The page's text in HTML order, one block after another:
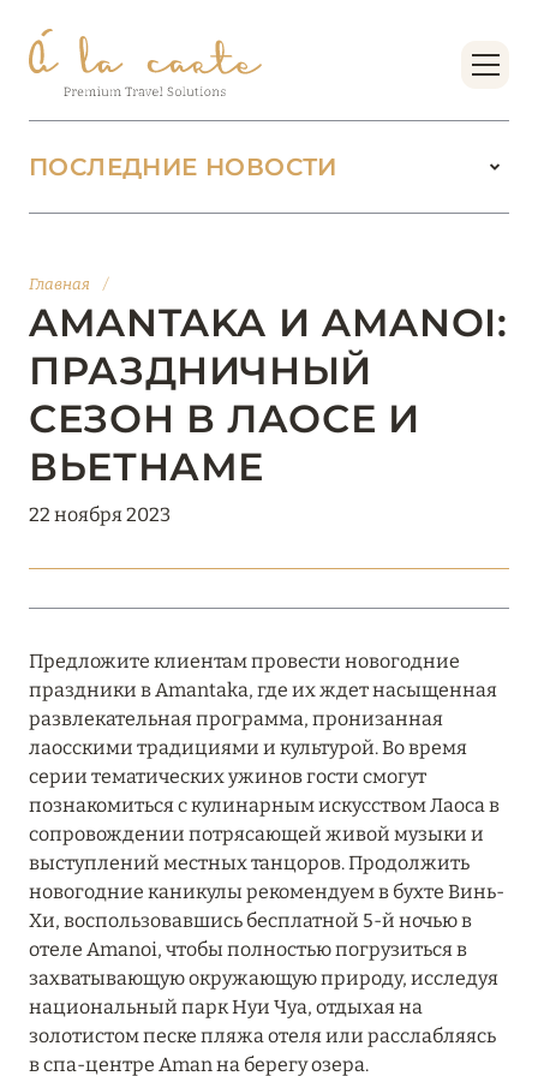
Главная /
AMANTAKA И AMANOI:
ПРАЗДНИЧНЫЙ
СЕЗОН В ЛАОСЕ И
ВЬЕТНАМЕ
22 ноября 2023
ПОСЛЕДНИЕ НОВОСТИ
БУТИК-КУРОРТЫ МАЛЬДИВСКИХ ОСТРОВОВ
01 июня 2026
JUMEIRAH OLHAHALI ISLAND MALDIVES: ВАШ
ОАЗИС ТЕПЛА И ИЗЫСКАННОСТИ
THE ST. REGIS MALDIVES VOMMULI:
МАНИФЕСТ ЭСТЕТИКИ В САМОМ СЕРДЦЕ
ОКЕАНА
Подробнее
27 апреля 2026
ПОЛНАЯ ПЕРЕЗАГРУЗКА: JUMEIRAH BALI,
ПРЯМОЙ ПЕРЕЛЁТ
Подробнее
20 марта 2026
Предложите клиентам провести новогодние
праздники в Amantaka, где их ждет насыщенная
развлекательная программа, пронизанная
лаосскими традициями и культурой. Во время
серии тематических ужинов гости смогут
познакомиться с кулинарным искусством Лаоса в
сопровождении потрясающей живой музыки и
выступлений местных танцоров. Продолжить
новогодние каникулы рекомендуем в бухте Винь-
Хи, воспользовавшись бесплатной 5-й ночью в
отеле Amanoi, чтобы полностью погрузиться в
захватывающую окружающую природу, исследуя
национальный парк Нуи Чуа, отдыхая на
золотистом песке пляжа отеля или расслабляясь
в спа-центре Aman на берегу озера.